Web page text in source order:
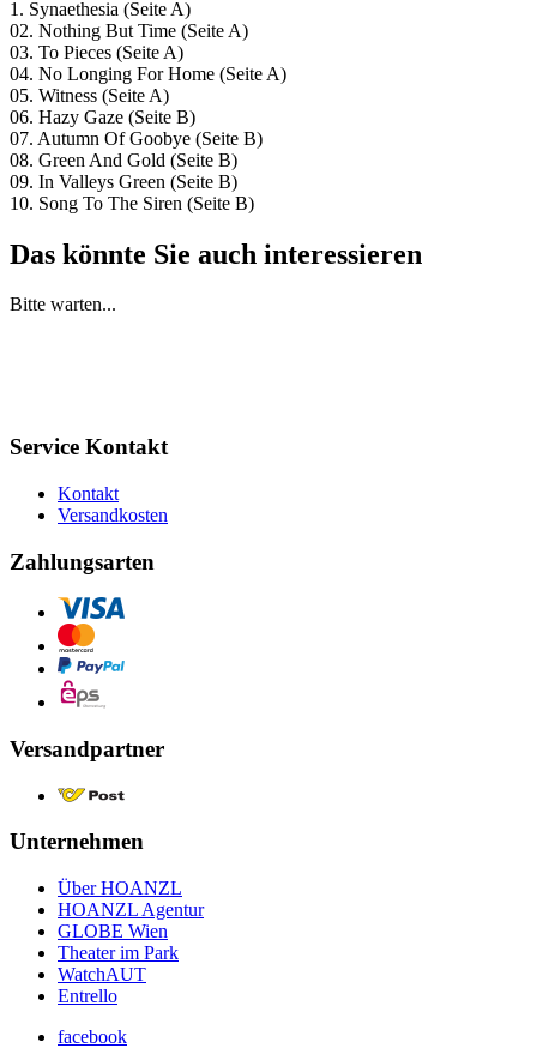
1. Synaethesia (Seite A)
02. Nothing But Time (Seite A)
03. To Pieces (Seite A)
04. No Longing For Home (Seite A)
05. Witness (Seite A)
06. Hazy Gaze (Seite B)
07. Autumn Of Goobye (Seite B)
08. Green And Gold (Seite B)
09. In Valleys Green (Seite B)
10. Song To The Siren (Seite B)
Das könnte Sie auch interessieren
Bitte warten...
Service Kontakt
Kontakt
Versandkosten
Zahlungsarten
Versandpartner
Unternehmen
Über HOANZL
HOANZL Agentur
GLOBE Wien
Theater im Park
WatchAUT
Entrello
facebook